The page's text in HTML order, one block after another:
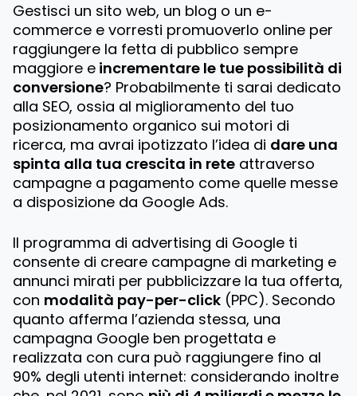
Gestisci un sito web, un blog o un e-
commerce e vorresti promuoverlo online per
raggiungere la fetta di pubblico sempre
maggiore e incrementare le tue possibilità di
conversione? Probabilmente ti sarai dedicato
alla SEO, ossia al miglioramento del tuo
posizionamento organico sui motori di
ricerca, ma avrai ipotizzato l’idea di dare una
spinta alla tua crescita in rete attraverso
campagne a pagamento come quelle messe
a disposizione da Google Ads.
Il programma di advertising di Google ti
consente di creare campagne di marketing e
annunci mirati per pubblicizzare la tua offerta,
con modalità pay-per-click (PPC). Secondo
quanto afferma l’azienda stessa, una
campagna Google ben progettata e
realizzata con cura può raggiungere fino al
90% degli utenti internet: considerando inoltre